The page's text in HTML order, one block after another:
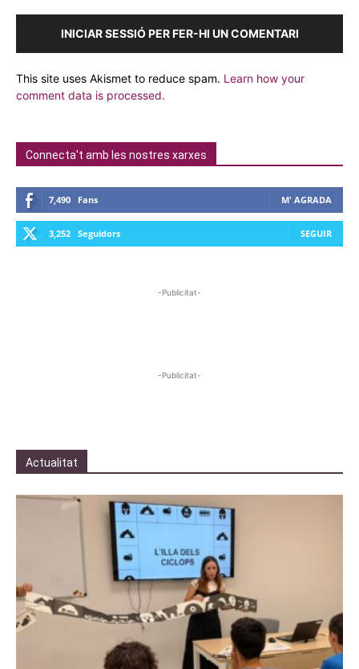
INICIAR SESSIÓ PER FER-HI UN COMENTARI
This site uses Akismet to reduce spam. Learn how your
comment data is processed.
Connecta't amb les nostres xarxes
7,490 Fans M' AGRADA
3,252 Seguidors SEGUIR
-Publicitat-
-Publicitat-
Actualitat